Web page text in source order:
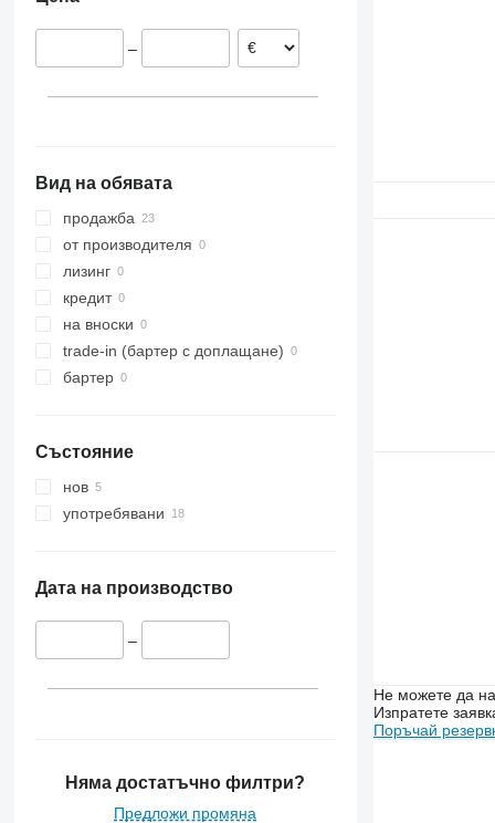
Германия
Италия
–
Вид на обявата
продажба
от производителя
лизинг
кредит
на вноски
trade-in (бартер с доплащане)
бартер
Състояние
нов
употребявани
Дата на производство
–
Няма достатъчно филтри?
Предложи промяна
Не можете да
Изпратете
Поръчай